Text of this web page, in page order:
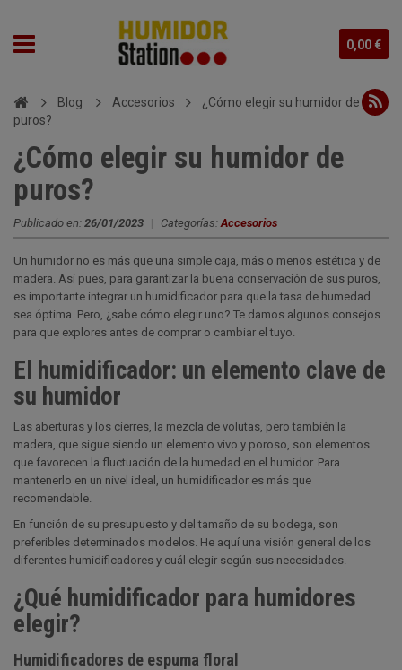
0,00 €
Blog Accesorios
¿Cómo elegir su humidor de
puros?
¿Cómo elegir su humidor de
puros?
Publicado en: 26/01/2023 | Categorías:Accesorios
Un humidor no es más que una simple caja, más o menos estética y de
madera. Así pues, para garantizar la buena conservación de sus puros,
es importante integrar un humidificador para que la tasa de humedad
sea óptima. Pero, ¿sabe cómo elegir uno? Te damos algunos consejos
para que explores antes de comprar o cambiar el tuyo.
El humidificador: un elemento clave de
su humidor
Las aberturas y los cierres, la mezcla de volutas, pero también la
madera, que sigue siendo un elemento vivo y poroso, son elementos
que favorecen la fluctuación de la humedad en el humidor. Para
mantenerlo en un nivel ideal, un humidificador es más que
recomendable.
En función de su presupuesto y del tamaño de su bodega, son
preferibles determinados modelos. He aquí una visión general de los
diferentes humidificadores y cuál elegir según sus necesidades.
¿Qué humidificador para humidores
elegir?
Humidificadores de espuma floral